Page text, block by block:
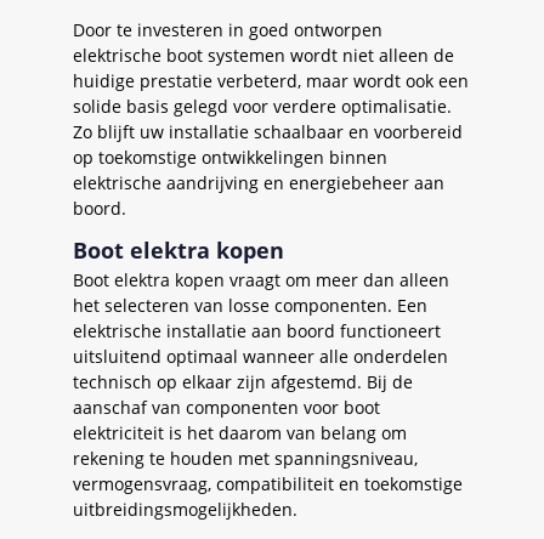
Door te investeren in goed ontworpen
elektrische boot systemen wordt niet alleen de
huidige prestatie verbeterd, maar wordt ook een
solide basis gelegd voor verdere optimalisatie.
Zo blijft uw installatie schaalbaar en voorbereid
op toekomstige ontwikkelingen binnen
elektrische aandrijving en energiebeheer aan
boord.
Boot elektra kopen
Boot elektra kopen vraagt om meer dan alleen
het selecteren van losse componenten. Een
elektrische installatie aan boord functioneert
uitsluitend optimaal wanneer alle onderdelen
technisch op elkaar zijn afgestemd. Bij de
aanschaf van componenten voor boot
elektriciteit is het daarom van belang om
rekening te houden met spanningsniveau,
vermogensvraag, compatibiliteit en toekomstige
uitbreidingsmogelijkheden.